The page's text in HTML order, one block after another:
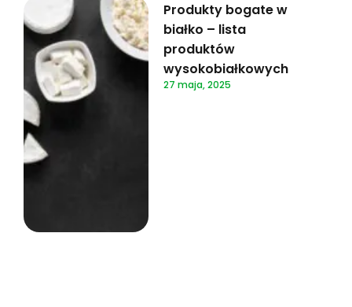
Produkty bogate w
białko – lista
produktów
wysokobiałkowych
27 maja, 2025